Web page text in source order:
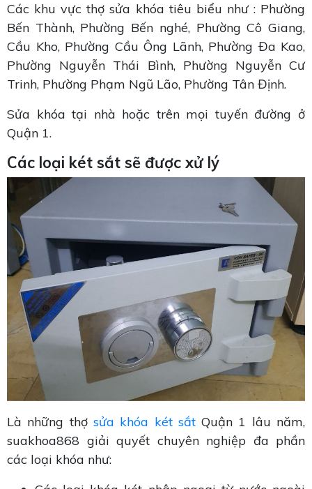
Các khu vực thợ sửa khóa tiêu biểu như : Phường
Bến Thành, Phường Bến nghé, Phường Cô Giang,
Cầu Kho, Phường Cầu Ông Lãnh, Phường Đa Kao,
Phường Nguyễn Thái Bình, Phường Nguyễn Cư
Trinh, Phường Phạm Ngũ Lão, Phường Tân Định.
Sửa khóa tại nhà hoặc trên mọi tuyến đường ở
Quận 1.
Các loại két sắt sẽ được xử lý
Là những thợ sửa khóa két sắtQuận 1 lâu năm,
suakhoa868 giải quyết chuyên nghiệp đa phần
các loại khóa như: